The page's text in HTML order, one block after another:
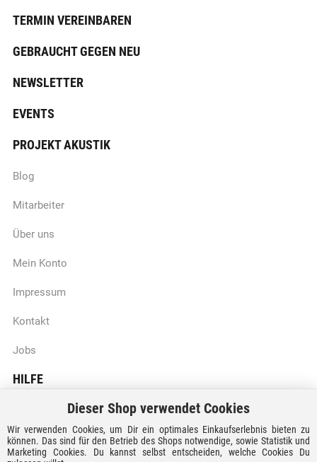
TERMIN VEREINBAREN
GEBRAUCHT GEGEN NEU
NEWSLETTER
EVENTS
PROJEKT AKUSTIK
Blog
Mitarbeiter
Über uns
Mein Konto
Impressum
Kontakt
Jobs
HILFE
Batteriegesetzhinweise
Vertrag widerrufen
Dieser Shop verwendet Cookies
Wir verwenden Cookies, um Dir ein optimales Einkaufserlebnis bieten zu
können. Das sind für den Betrieb des Shops notwendige, sowie Statistik und
Marketing Cookies. Du kannst selbst entscheiden, welche Cookies Du